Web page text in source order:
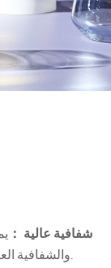
شفافية عالية ：
والشفافية العالية لون المشروبات ويعزز تجربة الشرب.